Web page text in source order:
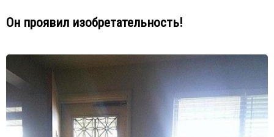
Он проявил изобретательность!